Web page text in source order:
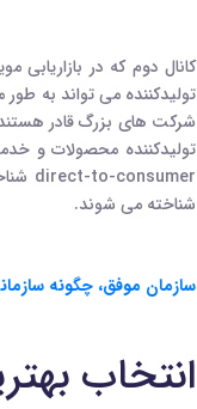
کانال دوم که در
تولیدکننده می تواند به
شرکت های بزرگ قادر
تولیدکننده محصولات و
شناخته می شوند.
سازمان موفق، چگونه
انتخاب